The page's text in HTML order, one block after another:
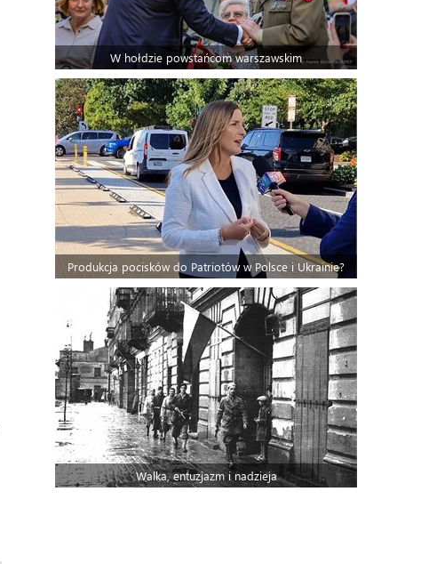
W hołdzie powstańcom warszawskim
Produkcja pocisków do Patriotów w Polsce i Ukrainie?
Walka, entuzjazm i nadzieja